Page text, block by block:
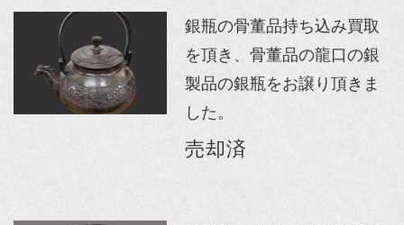
銀瓶の骨董品持ち込み買取
を頂き、骨董品の龍口の銀
製品の銀瓶をお譲り頂きま
した。
売却済